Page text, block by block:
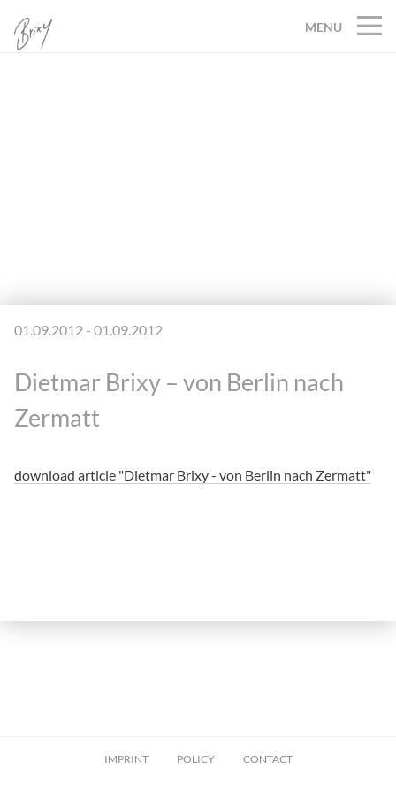
MENU
01.09.2012 - 01.09.2012
Dietmar Brixy – von Berlin nach
Zermatt
download article "Dietmar Brixy - von Berlin nach Zermatt"
IMPRINT POLICY CONTACT